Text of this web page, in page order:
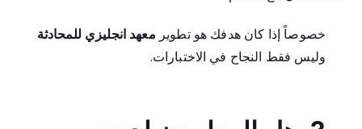
خصوصاً إذا كان هدفك هو تطوير معهد انجليزي للمحادثة
وليس فقط النجاح في الاختبارات.